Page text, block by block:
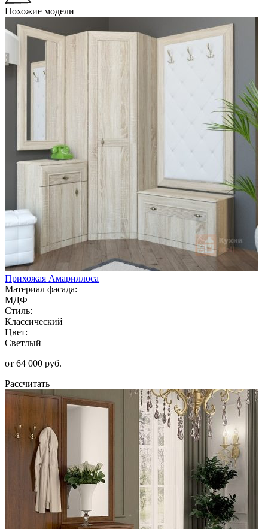
Похожие модели
Прихожая Амариллоса
Материал фасада:
МДФ
Стиль:
Классический
Цвет:
Светлый
от 64 000 руб.
Рассчитать